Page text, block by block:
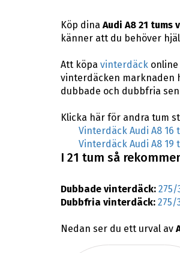
Köp dina Audi A8 21 tums
känner att du behöver
Att köpa vinterdäckonline
vinterdäcken marknaden
dubbade och dubbfria
Klicka här för andra tum
Vinterdäck Audi A8 16
Vinterdäck Audi A8 19
I 21 tum så
Dubbade vinterdäck: 275/
Dubbfria vinterdäck: 275/
Nedan ser du ett urval av